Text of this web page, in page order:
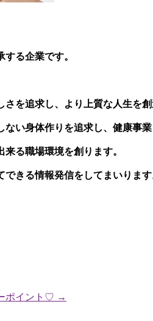
する企業です。
を追求し、 より上質な人生を創
ない身体作りを追求し、健康事
る職場環境を創ります。
できる情報発信をしてまいります
ポイント♡ →